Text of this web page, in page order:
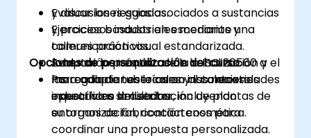
Evaluar los riesgos asociados a sustancias
y procesos industriales mediante una
comunicación visual estandarizada.
Adaptar los requisitos de la ISO 20560 a
las regulaciones locales y las necesidades
específicas del sector, incluyendo
entornos de fabricación cosmética.
y discusiones guiadas.
Ejercicios basados en escenarios y
talleres prácticos.
Evaluación práctica de la señalización y el
marcado de tuberías en instalaciones
industriales simuladas.
Opciones de personalización del curso
Para adaptar este curso al contexto
operativo o la distribución de plantas de
su organización, contáctenos para
coordinar una propuesta personalizada.